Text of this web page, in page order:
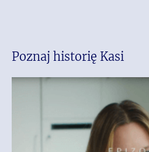
Poznaj historię Kasi